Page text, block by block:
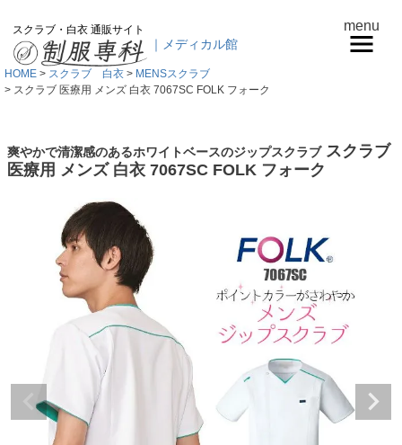
スクラブ・白衣 通販サイト
｜メディカル館
menu
HOME スクラブ 白衣
MENSスクラブ
スクラブ 医療用 メンズ 白衣 7067SC FOLK フォーク
爽やかで清潔感のあるホワイトベースのジップスクラブ スクラブ
医療用 メンズ 白衣 7067SC FOLK フォーク